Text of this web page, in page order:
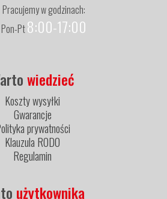
Pracujemy w godzinach:
Pon-Pt8:00-17:00
wiedzieć
Koszty wysyłki
Gwarancje
prywatności
Klauzula RODO
Regulamin
użytkownika